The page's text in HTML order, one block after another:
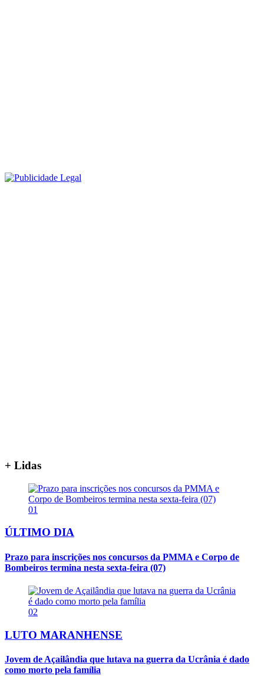
+ Lidas
01
ÚLTIMO DIA
Prazo para inscrições nos concursos da PMMA e Corpo de
Bombeiros termina nesta sexta-feira (07)
02
LUTO MARANHENSE
Jovem de Açailândia que lutava na guerra da Ucrânia é dado
como morto pela família